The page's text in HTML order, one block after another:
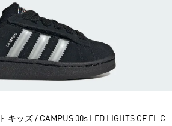
キッズ / CAMPUS 00s LED LIGHTS CF EL C